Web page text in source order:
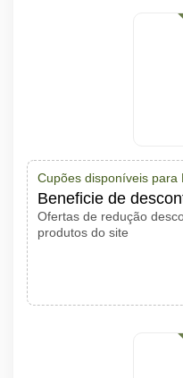
Cupões disponíveis para
Beneficie de
Ofertas de redução
produtos do site